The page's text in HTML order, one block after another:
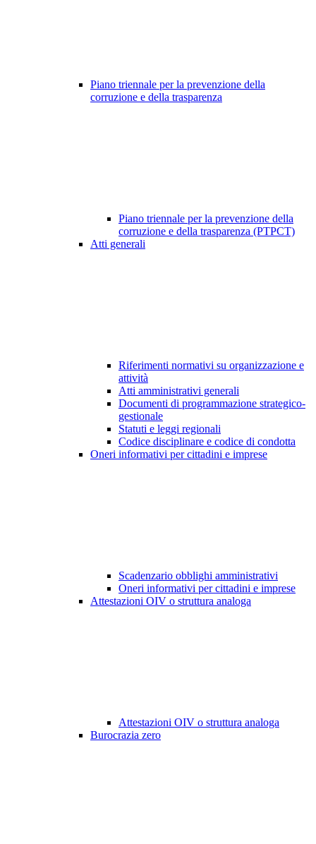
Piano triennale per la prevenzione della
corruzione e della trasparenza
Piano triennale per la prevenzione della
corruzione e della trasparenza (PTPCT)
Atti generali
Riferimenti normativi su organizzazione e
attività
Atti amministrativi generali
Documenti di programmazione strategico-
gestionale
Statuti e leggi regionali
Codice disciplinare e codice di condotta
Oneri informativi per cittadini e imprese
Scadenzario obblighi amministrativi
Oneri informativi per cittadini e imprese
Attestazioni OIV o struttura analoga
Attestazioni OIV o struttura analoga
Burocrazia zero